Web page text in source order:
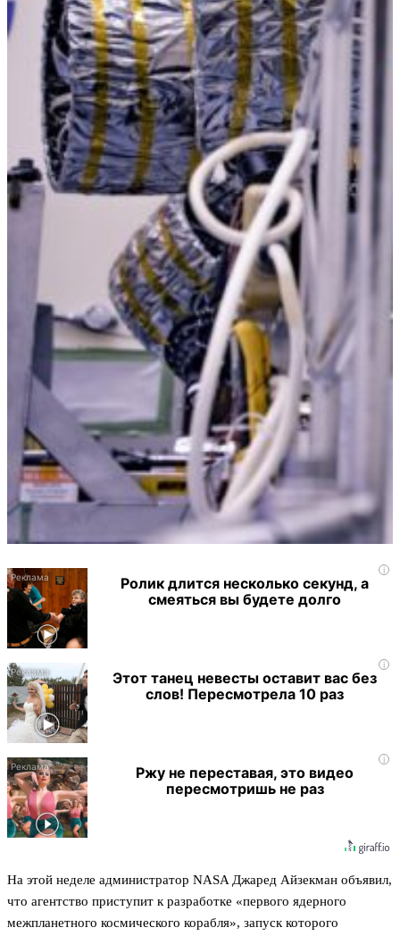
i
Ролик длится несколько секунд, а
смеяться вы будете долго
i
Этот танец невесты оставит вас без
слов! Пересмотрела 10 раз
i
Ржу не переставая, это видео
пересмотришь не раз
На этой неделе администратор NASA Джаред Айзекман объявил,
что агентство приступит к разработке «первого ядерного
межпланетного космического корабля», запуск которого